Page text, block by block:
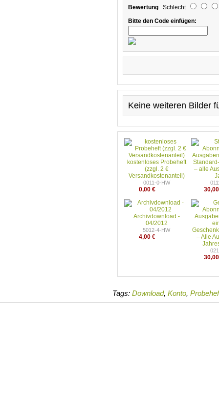
Bewertung
Schlecht
Bitte den Code einfügen:
Keine weiteren Bilder
kostenloses Probeheft
(zzgl. 2 €
Versandkostenanteil)
0011-0-HW
0,00 €
– alle
Archivdownload -
04/2012
5012-4-HW
4,00 €
– Alle
Tags: Download, Konto,